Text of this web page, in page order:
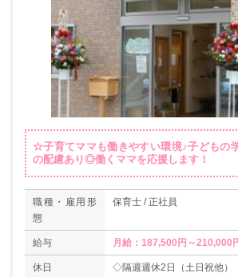
☆子育てママも働きやすい環境♪子どもの
の配慮あり◎働くママを応援します！
職種・雇用形
態
保育士 / 正社員
給与 月給：187,500円～210,000
休日
◇隔週週休2日（土日祝他）